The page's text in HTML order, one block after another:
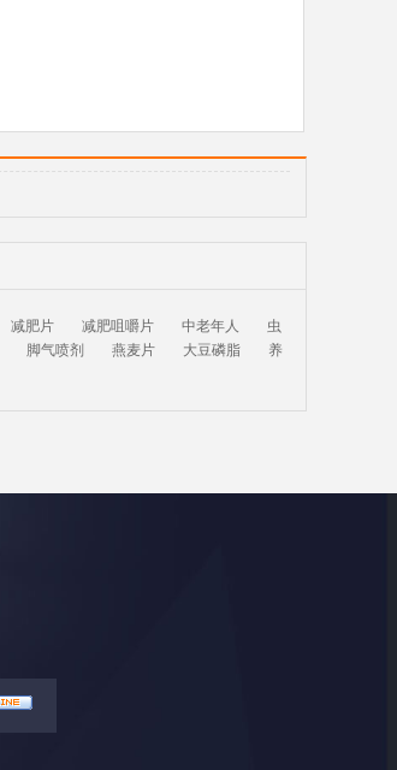
减肥片 减肥咀嚼片 中老年人
虫
脚气喷剂 燕麦片 大豆磷脂
养